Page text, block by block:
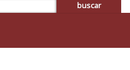
buscar